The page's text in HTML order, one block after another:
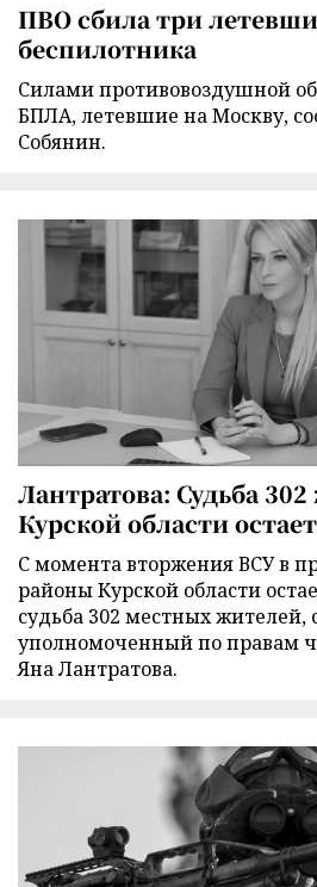
ПВО сбила три
беспилотника
Силами противовоздушной
БПЛА, летевшие на Москву,
Собянин.
Лантратова: Судьба
Курской области
С момента вторжения ВСУ в
районы Курской области
судьба 302 местных жителей,
уполномоченный по правам
Яна Лантратова.